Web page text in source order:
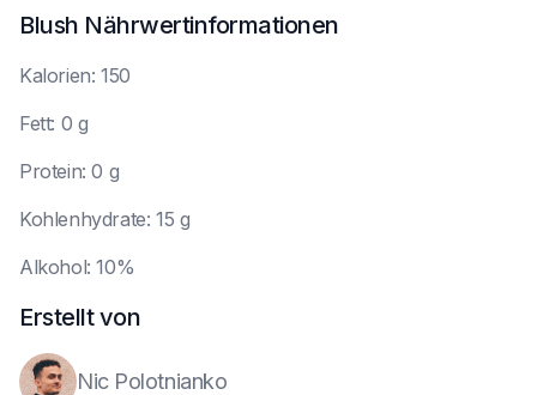
Blush Nährwertinformationen
Kalorien: 150
Fett: 0 g
Protein: 0 g
Kohlenhydrate: 15 g
Alkohol: 10%
Erstellt von
Nic Polotnianko